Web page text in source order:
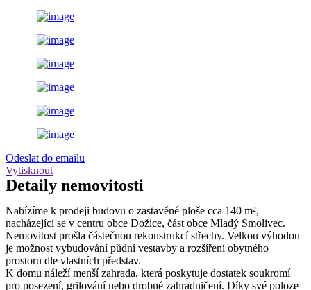
Odeslat do emailu
Vytisknout
Detaily nemovitosti
Nabízíme k prodeji budovu o zastavěné ploše cca 140 m²,
nacházející se v centru obce Dožice, část obce Mladý Smolivec.
Nemovitost prošla částečnou rekonstrukcí střechy. Velkou výhodou
je možnost vybudování půdní vestavby a rozšíření obytného
prostoru dle vlastních představ.
K domu náleží menší zahrada, která poskytuje dostatek soukromí
pro posezení, grilování nebo drobné zahradničení. Díky své poloze